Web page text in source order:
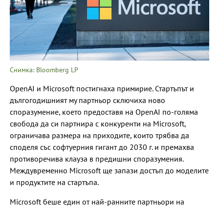
Снимка: Bloomberg LP
OpenAI и Microsoft постигнаха примирие. Стартъпът и
дългогодишният му партньор сключиха ново
споразумение, което предоставя на OpenAI по-голяма
свобода да си партнира с конкуренти на Microsoft,
ограничава размера на приходите, които трябва да
споделя със софтуерния гигант до 2030 г. и премахва
противоречива клауза в предишни споразумения.
Междувременно Microsoft ще запази достъп до моделите
и продуктите на стартъпа.
Microsoft беше един от най-ранните партньори на